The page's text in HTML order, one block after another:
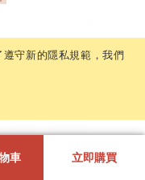
遵守新的隱私規範，我們
小坪數延伸餐桌
車 立即購買